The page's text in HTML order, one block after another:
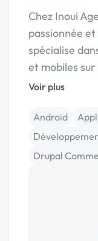
Chez Inoui
passionnée
spécialise
et mobiles
Voir plus
Android
Drupal